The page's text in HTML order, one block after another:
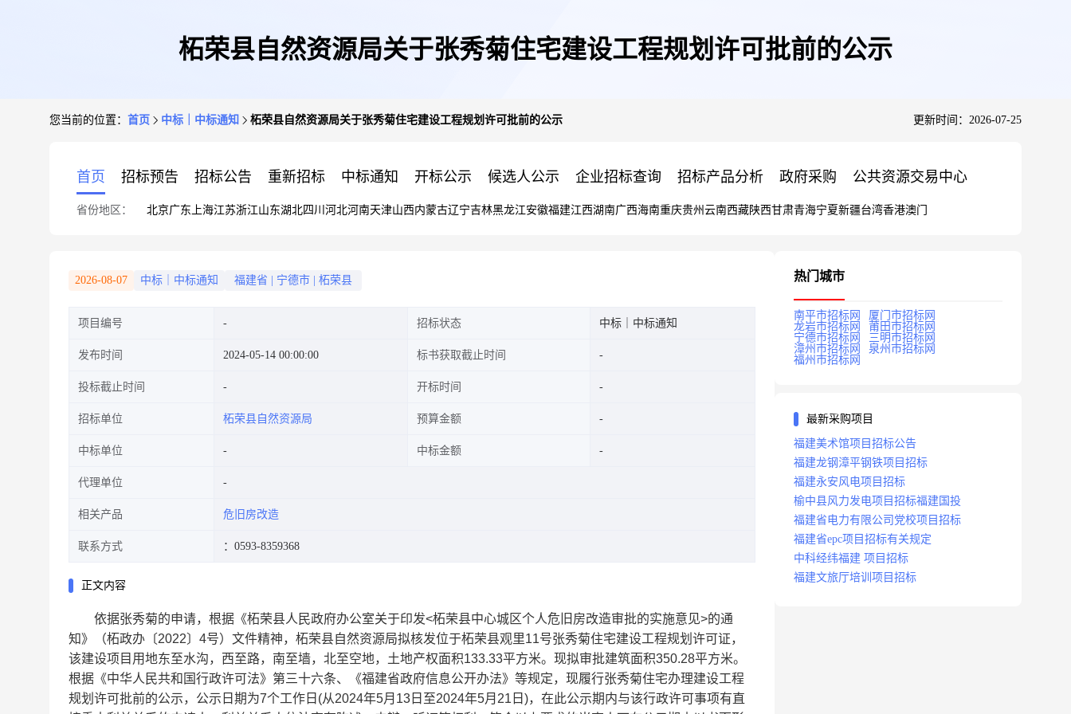
柘荣县自然资源局关于张秀菊住宅建设工程规划许可批前的公示
您当前的位置： 首页 中标｜中标通知 柘荣县自然资源局关于张秀菊住宅建设工程规划许可批前的公示 更新时间：2026-07-25
首页 招标预告 招标公告 重新招标 中标通知 开标公示 候选人公示 企业招标查询 招标产品分析 政府采购 公共资源交易中心
省份地区： 北京广东 上海江苏浙江山东湖北四川 河北河南天津山西内蒙古辽宁吉林黑龙江安徽福建江西湖南广西海南重庆贵州 云南西藏陕西甘肃青海宁夏新疆台湾香港澳门
2026-08-07 中标｜中标通知 福建省 宁德市 柘荣县
项目编号 招标状态 中标｜中标通知
发布时间 2024-05-14 00:00:00 标书获取截止时间
投标截止时间 开标时间
招标单位 柘荣县自然资源局 预算金额
中标单位 中标金额
代理单位
相关产品 危旧房改造
联系方式 ：0593-8359368
正文内容
依据张秀菊的申请，根据《柘荣县人民政府办公室关于印发<柘荣县中心城区个人危旧房改造审批的实施意见>的通
知》（柘政办〔2022〕4号）文件精神，柘荣县自然资源局拟核发位于柘荣县观里11号张秀菊住宅建设工程规划许可证，
该建设项目用地东至水沟，西至路，南至墙，北至空地，土地产权面积133.33平方米。现拟审批建筑面积350.28平方米。
根据《中华人民共和国行政许可法》第三十六条、《福建省政府信息公开办法》等规定，现履行张秀菊住宅办理建设工程
规划许可批前的公示，公示日期为7个工作日(从2024年5月13日至2024年5月21日)，在此公示期内与该行政许可事项有直
热门城市
南平市招标网
厦门市招标网
龙岩市招标网
莆田市招标网
宁德市招标网
三明市招标网
漳州市招标网
泉州市招标网
福州市招标网
最新采购项目
福建美术馆项目招标公告
福建龙钢漳平钢铁项目招标
福建永安风电项目招标
榆中县风力发电项目招标福建国投
福建省电力有限公司党校项目招标
福建省epc项目招标有关规定
中科经纬福建 项目招标
福建文旅厅培训项目招标